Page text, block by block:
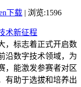
下载 | 浏览:1596
，标志着正式开启数
沿数字技术领域，为
，能激发参赛者对区
有助于选拔和培养出